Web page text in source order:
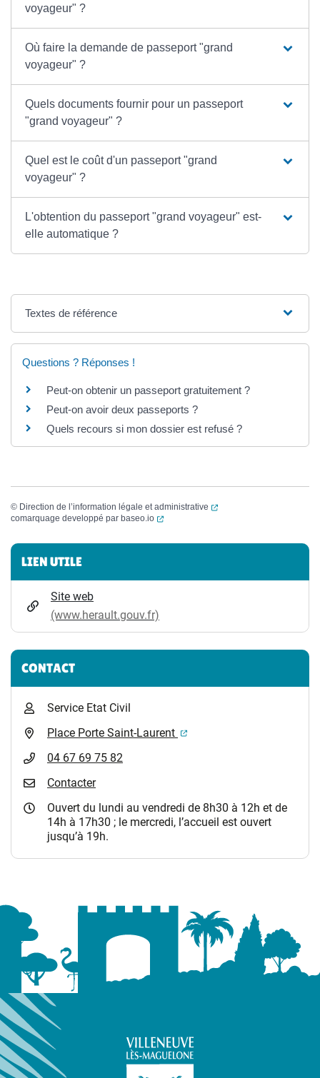
voyageur" ?
Où faire la demande de passeport "grand
voyageur" ?
Quels documents fournir pour un passeport
"grand voyageur" ?
Quel est le coût d'un passeport "grand
voyageur" ?
L'obtention du passeport "grand voyageur" est-
elle automatique ?
Textes de référence
Questions ? Réponses !
Peut-on obtenir un passeport gratuitement ?
Peut-on avoir deux passeports ?
Quels recours si mon dossier est refusé ?
© Direction de l’information légale et administrative
(ouverture dans un
comarquage developpé par baseo.io (ouverture dans un nouvel onglet)
Informations complémentaires
LIEN UTILE
Site web
(www.herault.gouv.fr)
CONTACT
Service Etat Civil
Place Porte Saint-Laurent
(ouverture dans un
04 67 69 75 82
Contacter
Ouvert du lundi au vendredi de 8h30 à 12h et de
14h à 17h30 ; le mercredi, l’accueil est ouvert
jusqu’à 19h.